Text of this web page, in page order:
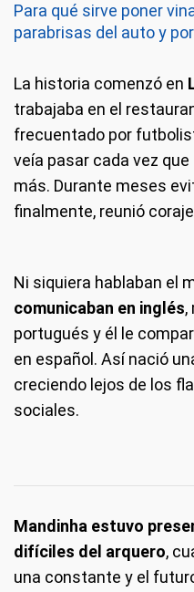
Para qué sirve poner
parabrisas del auto y
La historia comenzó en
trabajaba en el
frecuentado por
veía pasar cada vez
más. Durante meses
finalmente, reunió
Ni siquiera hablaban el
comunicaban en inglés,
portugués y él le
en español. Así nació
creciendo lejos de los
sociales.
Mandinha estuvo
difíciles del arquero,
una constante y el